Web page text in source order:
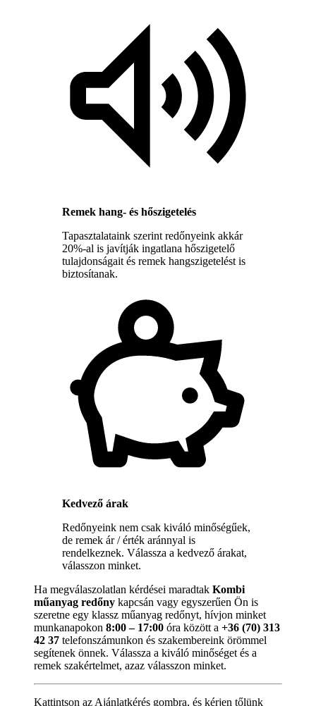
Remek hang- és hőszigetelés
Tapasztalataink szerint redőnyeink akkár
20%-al is javítják ingatlana hőszigetelő
tulajdonságait és remek hangszigetelést is
biztosítanak.
Kedvező árak
Redőnyeink nem csak kiváló minőségűek,
de remek ár / érték aránnyal is
rendelkeznek. Válassza a kedvező árakat,
válasszon minket.
Ha megválaszolatlan kérdései maradtak Kombi
műanyag redőny kapcsán vagy egyszerűen Ön is
szeretne egy klassz műanyag redőnyt, hívjon minket
munkanapokon 8:00 – 17:00 óra között a +36 (70) 313
42 37 telefonszámunkon és szakembereink örömmel
segítenek önnek. Válassza a kiváló minőséget és a
remek szakértelmet, azaz válasszon minket.
Kattintson az Ajánlatkérés gombra, és kérjen tőlünk